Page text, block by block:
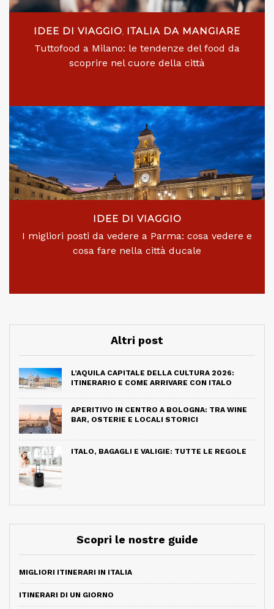
IDEE DI VIAGGIO, ITALIA DA MANGIARE
Tuttofood a Milano: le tendenze del food da
scoprire nel cuore della città
IDEE DI VIAGGIO
I migliori posti da vedere a Parma: cosa vedere e
cosa fare nella città ducale
Altri post
L’AQUILA CAPITALE DELLA CULTURA 2026:
ITINERARIO E COME ARRIVARE CON ITALO
APERITIVO IN CENTRO A BOLOGNA: TRA WINE
BAR, OSTERIE E LOCALI STORICI
ITALO, BAGAGLI E VALIGIE: TUTTE LE REGOLE
Scopri le nostre guide
MIGLIORI ITINERARI IN ITALIA
ITINERARI DI UN GIORNO